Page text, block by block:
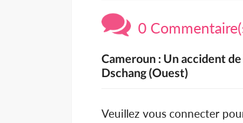
0
Cameroun : Un accident
Dschang (Ouest)
Veuillez vous connecter